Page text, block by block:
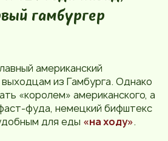
гамбургер
американский
из Гамбурга. Однако
«королем» американского, а
фуда, немецкий бифштекс
для еды «на ходу».